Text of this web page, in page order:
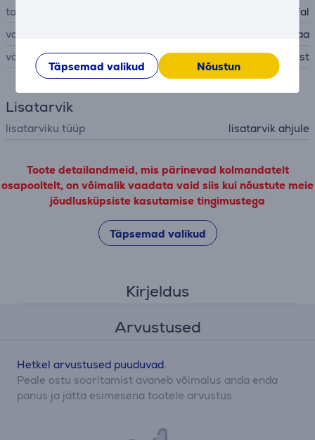
Täpsemad valikud Nõustun
tootja
Tefal
valmistatud
Saksamaa
värv
must
Lisatarvik
lisatarviku tüüp lisatarvik ahjule
Toote detailandmeid, mis pärinevad kolmandatelt
osapooltelt, on võimalik vaadata vaid siis kui nõustute meie
jõudlusküpsiste kasutamise tingimustega
Täpsemad valikud
Kirjeldus
Arvustused
Hetkel arvustused puuduvad.
Peale ostu sooritamist avaneb võimalus anda enda
panus ja jätta esimesena tootele arvustus.